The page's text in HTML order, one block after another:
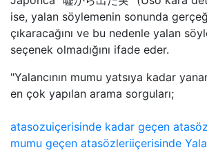
ise, yalan söylemenin sonunda
çıkaracağını ve bu nedenle yalan
seçenek olmadığını ifade eder.
"Yalancının mumu yatsıya kadar
en çok yapılan arama sorguları;
atasozuiçerisinde kadar geçen
mumu geçen atasözleriiçerisinde